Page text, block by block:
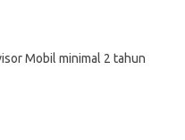
Mоbіl minimal 2 tahun